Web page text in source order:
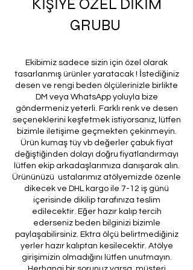
KİŞİYE ÖZEL DİKİM
GRUBU
Ekibimiz sadece sizin için özel olarak
tasarlanmış ürünler yaratacak ! İstediğiniz
desen ve rengi beden ölçülerinizle birlikte
DM veya WhatsApp yoluyla bize
göndermeniz yeterli. Farklı renk ve desen
seçeneklerini keşfetmek istiyorsanız, lütfen
bizimle iletişime geçmekten çekinmeyin.
Ürün kumaş tüy vb değerler çabuk fiyat
değiştiğinden dolayı doğru fiyatlandırmayı
lütfen ekip arkadaşlarımıza danışarak alın.
Ürününüzü ustalarımız atölyemizde özenle
dikecek ve DHL kargo ile 7-12 iş günü
içerisinde dikilip tarafınıza teslim
edilecektir. Eğer hazır kalıp tercih
ederseniz beden bilginizi bizimle
paylaşabilirsiniz. Ektra ölçü belirtmediğiniz
yerler hazır kalıptan kesilecektir. Atölye
girişimizin olmadığını lütfen unutmayın.